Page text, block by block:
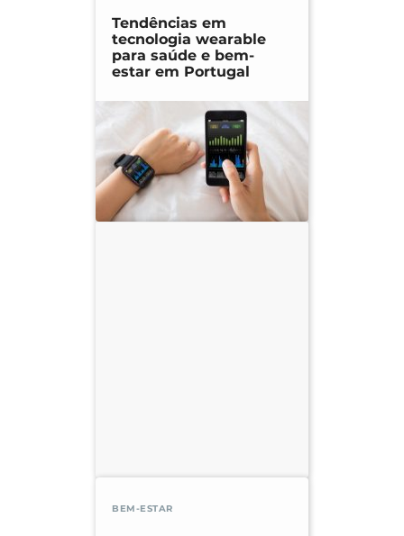
Tendências em
tecnologia wearable
para saúde e bem-
estar em Portugal
BEM-ESTAR